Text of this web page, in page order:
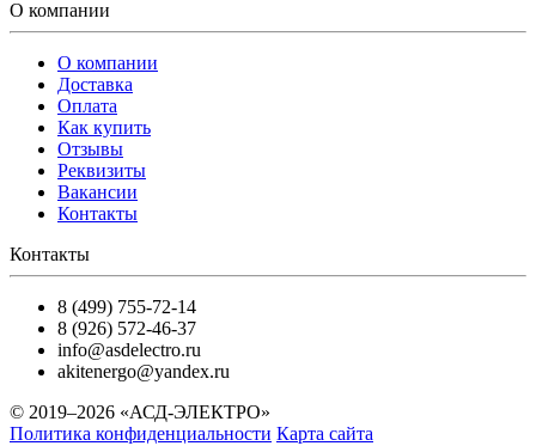
О компании
О компании
Доставка
Оплата
Как купить
Отзывы
Реквизиты
Вакансии
Контакты
Контакты
8 (499) 755-72-14
8 (926) 572-46-37
info@asdelectro.ru
akitenergo@yandex.ru
© 2019–2026 «АСД-ЭЛЕКТРО»
Политика конфиденциальности Карта сайта